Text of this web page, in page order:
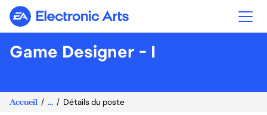
Electronic Arts
Game Designer - I
Accueil ... Détails du poste